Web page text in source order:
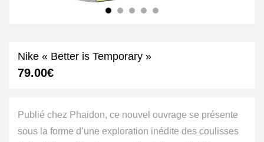
Nike « Better is Temporary »
79.00€
Publié chez Phaidon, ce nouvel ouvrage se présente
sous la forme d’une exploration inédite des coulisses